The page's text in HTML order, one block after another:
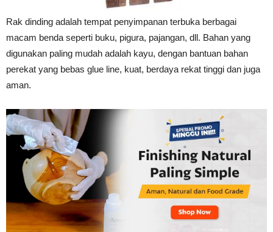
Rak dinding adalah tempat penyimpanan terbuka berbagai
macam benda seperti buku, pigura, pajangan, dll. Bahan yang
digunakan paling mudah adalah kayu, dengan bantuan bahan
perekat yang bebas glue line, kuat, berdaya rekat tinggi dan juga
aman.